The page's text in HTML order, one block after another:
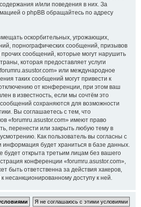
и/или поведения в них. За
о phpBB обращайтесь по адресу
оскорбительных, угрожающих,
порнографических сообщений, призывов
сообщений, которые могут нарушить
которая предоставляет услуги
или международное
таких сообщений могут привести к
от конференции, при этом ваш
в известность, если мы сочтём это
сохраняются для возможности
Вы соглашаетесь с тем, что
«forumru.asustor.com» имеют право
перенести или закрыть любую тему в
Как пользователь вы согласны с
информация будет храниться в базе данных.
будет открыта третьим лицам без вашего
конференции «forumru.asustor.com»,
быть ответственна за действия хакеров,
несанкционированному доступу к ней.